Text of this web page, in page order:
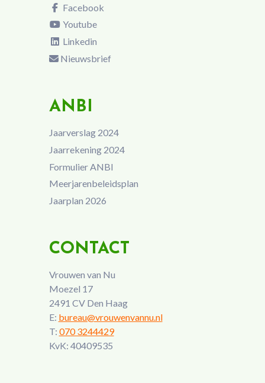
Facebook
Youtube
Linkedin
Nieuwsbrief
ANBI
Jaarverslag 2024
Jaarrekening 2024
Formulier ANBI
Meerjarenbeleidsplan
Jaarplan 2026
CONTACT
Vrouwen van Nu
Moezel 17
2491 CV Den Haag
E: bureau@vrouwenvannu.nl
T: 070 3244429
KvK: 40409535